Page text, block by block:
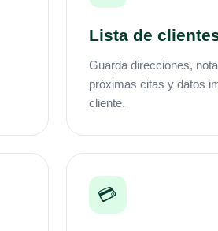
Lista de
Guarda direcciones,
próximas citas y datos
cliente.
💳